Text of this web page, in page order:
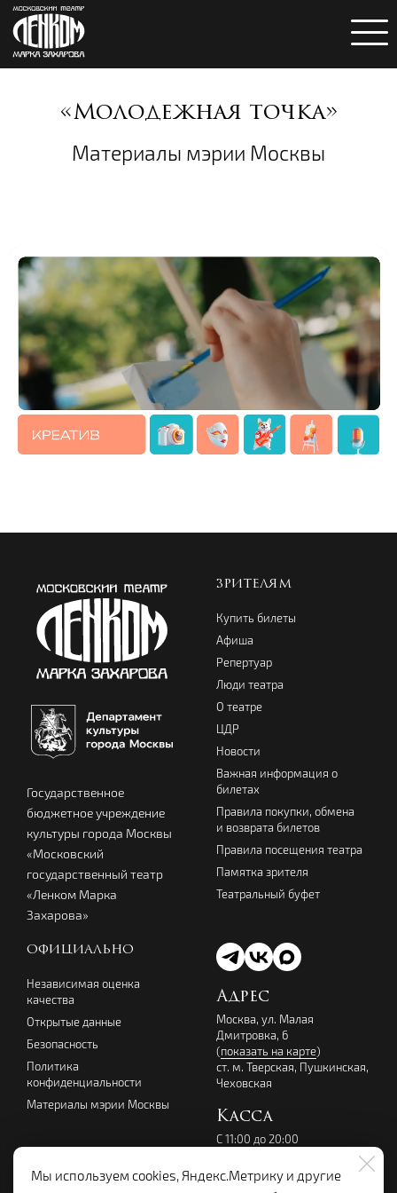
«Молодежная точка»
Материалы мэрии Москвы
Государственное
бюджетное учреждение
культуры города Москвы
«Московский
государственный театр
«Ленком Марка
Захарова»
ЗРИТЕЛЯМ
Купить билеты
Афиша
Репертуар
Люди театра
О театре
ЦДР
Новости
Важная информация о
билетах
Правила покупки, обмена
и возврата билетов
Правила посещения театра
Памятка зрителя
Театральный буфет
ОФИЦИАЛЬНО
Независимая оценка
качества
Открытые данные
Безопасность
Политика
конфиденциальности
Материалы мэрии Москвы
Адрес
Москва, ул. Малая
Дмитровка, 6
(показать на карте)
ст. м. Тверская, Пушкинская,
Чеховская
Касса
С 11:00 до 20:00
без выходных
+7 (495) 699-07-08
Мы используем cookies, Яндекс.Метрику и другие